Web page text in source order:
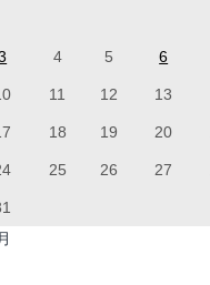
4 5 6
11 12 13
18 19 20
25 26 27